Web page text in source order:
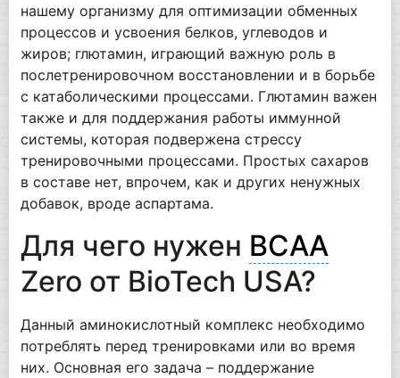
нашему организму для оптимизации обменных
процессов и усвоения белков, углеводов и
жиров; глютамин, играющий важную роль в
послетренировочном восстановлении и в борьбе
с катаболическими процессами. Глютамин важен
также и для поддержания работы иммунной
системы, которая подвержена стрессу
тренировочными процессами. Простых сахаров
в составе нет, впрочем, как и других ненужных
добавок, вроде аспартама.
Для чего нужен BCAA
Zero от BioTech USA?
Данный аминокислотный комплекс необходимо
потреблять перед тренировками или во время
них. Основная его задача – поддержание